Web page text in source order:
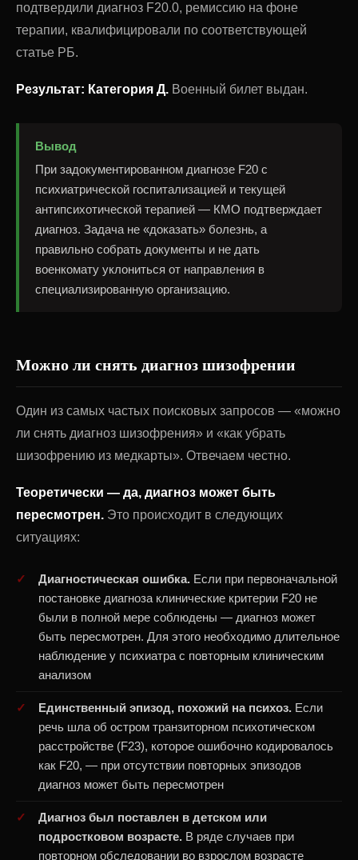
подтвердили диагноз F20.0, ремиссию на фоне
терапии, квалифицировали по соответствующей
статье РБ.
Результат: Категория Д. Военный билет выдан.
Вывод
При задокументированном диагнозе F20 с
психиатрической госпитализацией и текущей
антипсихотической терапией — КМО подтверждает
диагноз. Задача не «доказать» болезнь, а
правильно собрать документы и не дать
военкомату уклониться от направления в
специализированную организацию.
Можно ли снять диагноз шизофрении
Один из самых частых поисковых запросов — «можно
ли снять диагноз шизофрения» и «как убрать
шизофрению из медкарты». Отвечаем честно.
Теоретически — да, диагноз может быть
пересмотрен. Это происходит в следующих
ситуациях:
Диагностическая ошибка. Если при первоначальной
постановке диагноза клинические критерии F20 не
были в полной мере соблюдены — диагноз может
быть пересмотрен. Для этого необходимо длительное
наблюдение у психиатра с повторным клиническим
анализом
Единственный эпизод, похожий на психоз. Если
речь шла об остром транзиторном психотическом
расстройстве (F23), которое ошибочно кодировалось
как F20, — при отсутствии повторных эпизодов
диагноз может быть пересмотрен
Диагноз был поставлен в детском или
подростковом возрасте. В ряде случаев при
повторном обследовании во взрослом возрасте